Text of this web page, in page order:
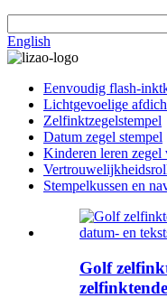
English
Eenvoudig flash-
Lichtgevoelige
Zelfinktzegelstempel
Datum zegel stempel
Kinderen leren zegel
Stempelkussen en
Golf